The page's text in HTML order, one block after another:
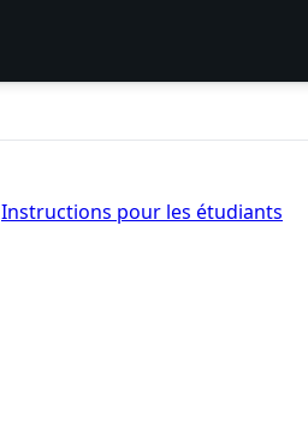
Instructions pour les étudiants